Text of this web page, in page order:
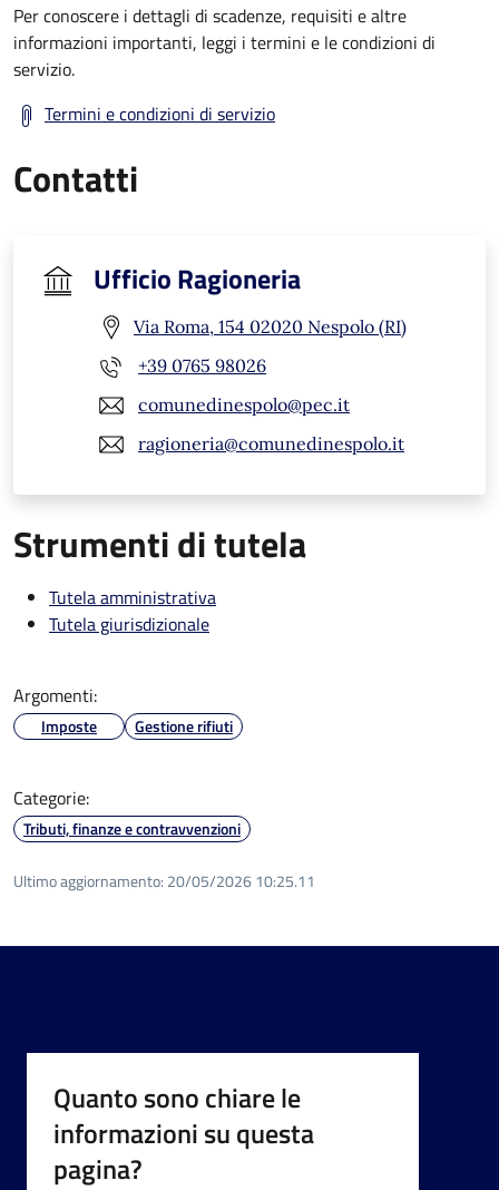
Per conoscere i dettagli di scadenze, requisiti e altre
informazioni importanti, leggi i termini e le condizioni di
servizio.
Termini e condizioni di servizio
Contatti
Ufficio Ragioneria
Via Roma, 154 02020 Nespolo (RI)
+39 0765 98026
comunedinespolo@pec.it
ragioneria@comunedinespolo.it
Strumenti di tutela
Tutela amministrativa
Tutela giurisdizionale
Argomenti:
Imposte Gestione rifiuti
Categorie:
Tributi, finanze e contravvenzioni
Ultimo aggiornamento: 20/05/2026 10:25.11
Quanto sono chiare le
informazioni su questa
pagina?